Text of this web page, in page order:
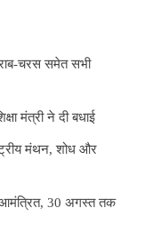
चरस समेत सभी
मंत्री ने दी बधाई
मंथन, शोध और
आमंत्रित, 30 अगस्त तक